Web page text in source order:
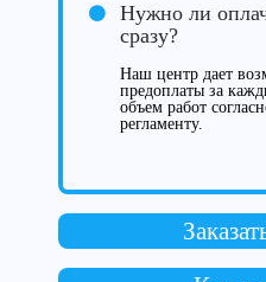
Нужно ли
сразу?
Наш центр дает
предоплаты за
объем работ
регламенту.